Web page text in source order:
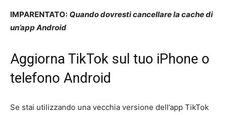
IMPARENTATO: Quando dovresti cancellare la cache di
un’app Android
Aggiorna TikTok sul tuo iPhone o
telefono Android
Se stai utilizzando una vecchia versione dell’app TikTok